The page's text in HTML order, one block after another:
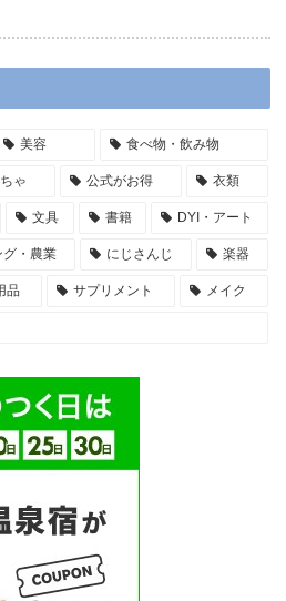
美容 食べ物・飲み物
ゃ 公式がお得 衣類
文具 書籍 DYI・アート
グ・農業 にじさんじ 楽器
品 サプリメント メイク